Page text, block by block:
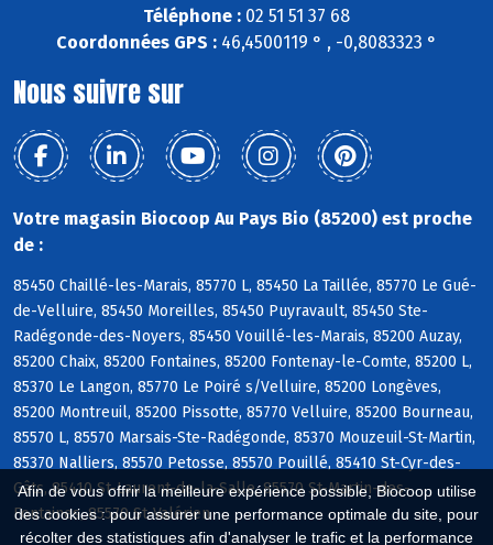
Afin de vous offrir la meilleure expérience possible, Biocoop utilise
des cookies : pour assurer une performance optimale du site, pour
récolter des statistiques afin d'analyser le trafic et la performance
Téléphone : 02 51 51 37 68
Coordonnées GPS : 46,4500119 ° , -0,8083323 °
Nous suivre sur
Votre magasin Biocoop Au Pays Bio (85200) est proche
de :
85450 Chaillé-les-Marais, 85770 L, 85450 La Taillée, 85770 Le Gué-
de-Velluire, 85450 Moreilles, 85450 Puyravault, 85450 Ste-
Radégonde-des-Noyers, 85450 Vouillé-les-Marais, 85200 Auzay,
85200 Chaix, 85200 Fontaines, 85200 Fontenay-le-Comte, 85200 L,
85370 Le Langon, 85770 Le Poiré s/Velluire, 85200 Longèves,
85200 Montreuil, 85200 Pissotte, 85770 Velluire, 85200 Bourneau,
85570 L, 85570 Marsais-Ste-Radégonde, 85370 Mouzeuil-St-Martin,
85370 Nalliers, 85570 Petosse, 85570 Pouillé, 85410 St-Cyr-des-
Gâts, 85410 St-Laurent-de-la-Salle, 85570 St-Martin-des-
Fontaines, 85570 St-Valérien